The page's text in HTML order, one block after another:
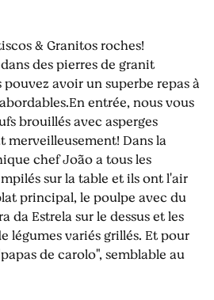
& Granitos roches!
des pierres de granit
avoir un superbe repas à
entrée, nous vous
brouillés avec asperges
merveilleusement! Dans la
chef João a tous les
sur la table et ils ont l'air
principal, le poulpe avec du
da Estrela sur le dessus et les
légumes variés grillés. Et pour
de carolo", semblable au